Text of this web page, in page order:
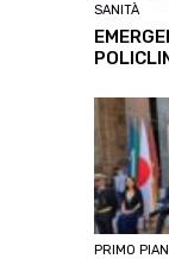
SANITÀ
PRIMO